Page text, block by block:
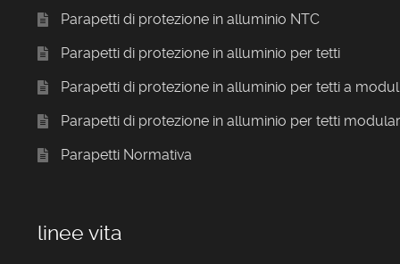
Parapetti di protezione in alluminio NTC
Parapetti di protezione in alluminio per tetti
Parapetti di protezione in alluminio per tetti a
Parapetti di protezione in alluminio per tetti
Parapetti Normativa
linee vita